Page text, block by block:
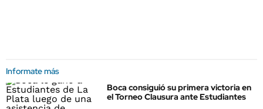
Informate más
Boca consiguió su primera victoria en
el Torneo Clausura ante Estudiantes